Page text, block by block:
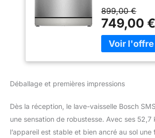
supplémentaires
VarioSpeed Plus,
Hygiène Plus,
Extra.
PerfectDry, votre
sèche à
même votre
plastique.
899,00 €
749,00 €
Déballage et premières impressions
Dès la réception, le lave-vaisselle Bosch
une sensation de robustesse. Avec ses 52,7
l’appareil est stable et bien ancré au sol une